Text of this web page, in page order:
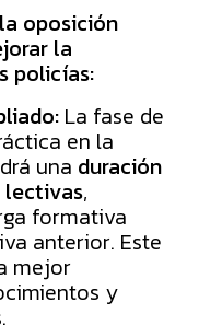
oposición
la
policías:
La fase de
en la
una duración
lectivas,
formativa
anterior. Este
mejor
y